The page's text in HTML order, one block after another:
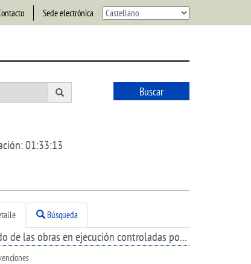
Sede electrónica
Buscar
01:33:13
Búsqueda
Estado de las obras en ejecución controladas por el servicio de Espacio Público y Medio Natural, a 3 de septiembre.